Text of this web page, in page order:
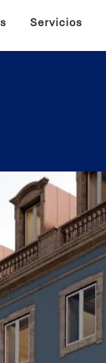
Servicios